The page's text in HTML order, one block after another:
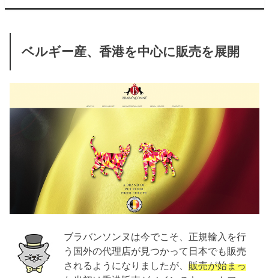
ベルギー産、香港を中心に販売を展開
ブラバンソンヌは今でこそ、正規輸入を行
う国外の代理店が見つかって日本でも販売
されるようになりましたが、販売が始まっ